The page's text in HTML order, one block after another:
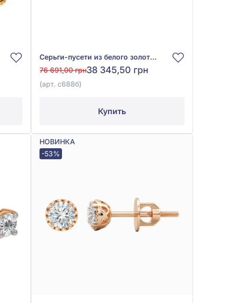
Серьги-пусети из белого золота 585° с бриллиантами 0,26ct, арт. с688б
76 691,00 грн38 345,50 грн
(арт. с688б)
Купить
НОВИНКА
-53%